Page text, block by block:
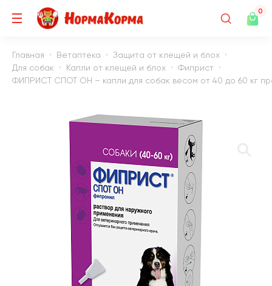
0
Главная Ветаптека
Защита от клещей и блох
Для собак
Капли от клещей и блох
Фиприст
ФИПРИСТ СПОТ ОН – капли для собак весом от 40 до 60 кг